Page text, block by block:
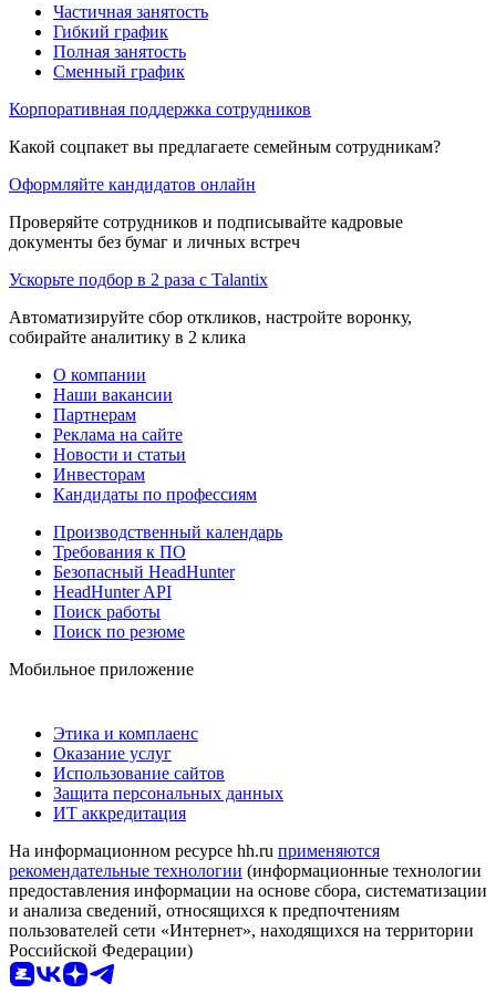
Частичная занятость
Гибкий график
Полная занятость
Сменный график
Корпоративная поддержка сотрудников
Какой соцпакет вы предлагаете семейным сотрудникам?
Оформляйте кандидатов онлайн
Проверяйте сотрудников и подписывайте кадровые
документы без бумаг и личных встреч
Ускорьте подбор в 2 раза с Talantix
Автоматизируйте сбор откликов, настройте воронку,
собирайте аналитику в 2 клика
О компании
Наши вакансии
Партнерам
Реклама на сайте
Новости и статьи
Инвесторам
Кандидаты по профессиям
Производственный календарь
Требования к ПО
Безопасный HeadHunter
HeadHunter API
Поиск работы
Поиск по резюме
Мобильное приложение
Этика и комплаенс
Оказание услуг
Использование сайтов
Защита персональных данных
ИТ аккредитация
На информационном ресурсе hh.ru применяются
рекомендательные технологии (информационные технологии
предоставления информации на основе сбора, систематизации
и анализа сведений, относящихся к предпочтениям
пользователей сети «Интернет», находящихся на территории
Российской Федерации)